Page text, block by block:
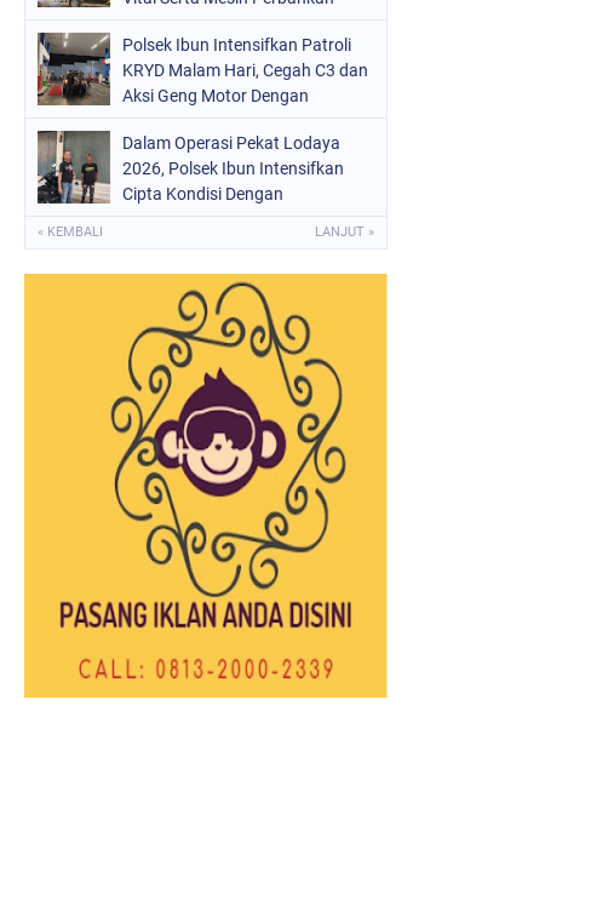
Polsek Ibun Intensifkan Patroli
KRYD Malam Hari, Cegah C3 dan
Aksi Geng Motor Dengan
Dalam Operasi Pekat Lodaya
2026, Polsek Ibun Intensifkan
Cipta Kondisi Dengan
« KEMBALI LANJUT »